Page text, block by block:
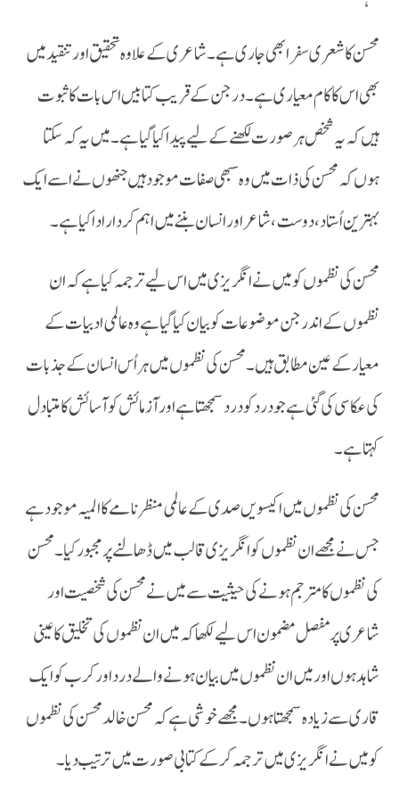
بھی اس کا کام معیار ی ہے۔ درجن کے قریب کتابیں اس بات کاثبوت
ہیں کہ یہ شخص ہر صورت لکھنے کے لیے پید اکیا گیا ہے ۔ میں یہ کہ سکتا
ہوں کہ محسن کی ذات میں وہ سبھی صفات موجود ہیں جنھوں نے اسے ایک
بہترین اُستاد، دوست،شاعر اور انسان بننے میں اہم کردار ادا کیا ہے۔
محسن کی نظموں کو میں نے انگریزی میں اس لیے ترجمہ کیا ہے کہ ان
نظموں کے اندر جن موضوعات کو بیان کیا گیا ہے وہ عالمی ادبیات کے
معیار کے عین مطابق ہیں۔ محسن کی نظموں میں ہر اُس انسان کے جذبات
کی عکاسی کی گئی ہے جو درد کو درد سمجھتا ہے اور آزمائش کو آسائش کا متبادل
کہتا ہے۔
جس نے مجھے ان نظموں کو انگریزی قالب میں ڈھالنے پر مجبور کیا ۔محسن
کی نظموں کا مترجم ہونے کی حیثیت سے میں نے محسن کی شخصیت اور
شاعری پر مفصل مضمون اس لیے لکھا کہ میں ان نظموں کی تخلیق کا عینی
شاہد ہوں اور میں ا ن نظموں میں بیان ہونے والے درد ا ورکرب کو ایک
قاری سے زیادہ سمجھتا ہوں۔ مجھے خوشی ہے کہ محسن خالد محسن کی نظموں
کو میں نے انگریزی میں ترجمہ کرکے کتابی صورت میں ترتیب دیا۔